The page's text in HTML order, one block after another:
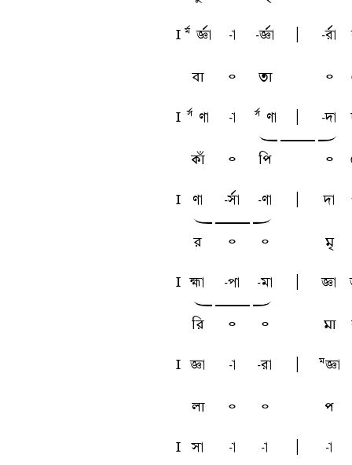
l MFtfa -a -tfa -rfa
বা ৹ তা ৹
l SFua -a SFua -da
w y x
কাঁ ৹ পি ৹
l ua -sfa -ua da
w y x
র ৹ ৹ মৃ
l ka -pa -ma ta
w y x
রি ৹ ৹ মা
l ta -a -ra Mta
লা ৹ ৹ প
l sa -a -a -a